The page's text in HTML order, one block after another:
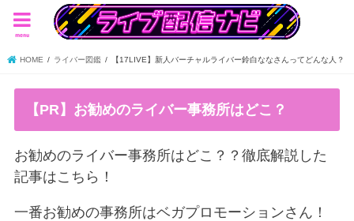
menu
HOME ライバー図鑑 【17LIVE】新人バーチャルライバー鈴白ななさんってどんな人？
【PR】お勧めのライバー事務所はどこ？
お勧めのライバー事務所はどこ？？徹底解説した
記事はこちら！
一番お勧めの事務所はベガプロモーションさん！